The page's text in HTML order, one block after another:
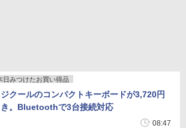
日みつけたお買い得品
ジクールのコンパクトキーボードが3,720円
き。Bluetoothで3台接続対応
08:47